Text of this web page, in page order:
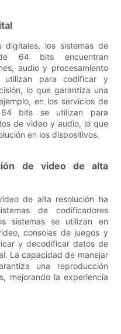
digitales, los sistemas de
de 64 bits encuentran
audio y procesamiento
utilizan para codificar y
lo que garantiza una
en los servicios de
64 bits se utilizan para
de video y audio, lo que
en los dispositivos.
de video de alta
de alta resolución ha
de codificadores
sistemas se utilizan en
consolas de juegos y
y decodificar datos de
La capacidad de manejar
una reproducción
mejorando la experiencia